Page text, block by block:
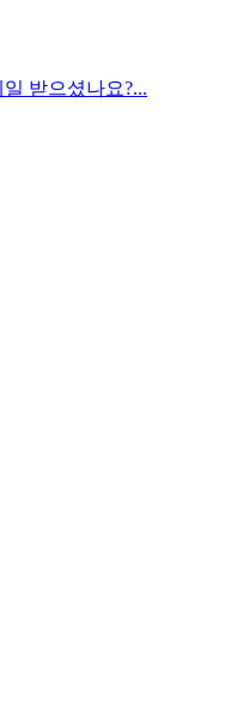
받으셨나요?...